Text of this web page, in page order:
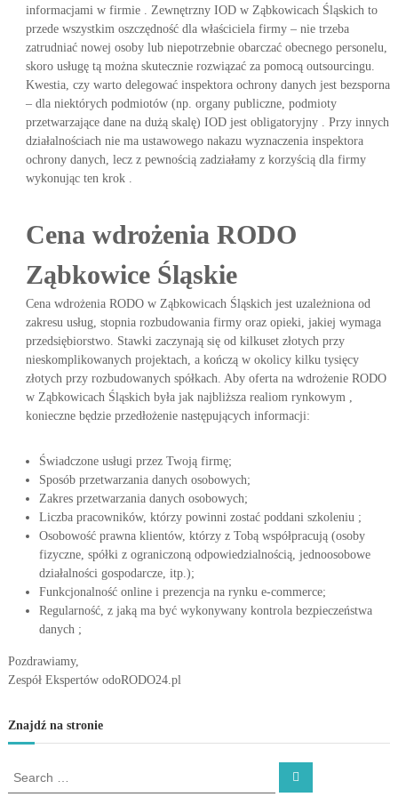
informacjami w firmie . Zewnętrzny IOD w Ząbkowicach Śląskich to
przede wszystkim oszczędność dla właściciela firmy – nie trzeba
zatrudniać nowej osoby lub niepotrzebnie obarczać obecnego personelu,
skoro usługę tą można skutecznie rozwiązać za pomocą outsourcingu.
Kwestia, czy warto delegować inspektora ochrony danych jest bezsporna
– dla niektórych podmiotów (np. organy publiczne, podmioty
przetwarzające dane na dużą skalę) IOD jest obligatoryjny . Przy innych
działalnościach nie ma ustawowego nakazu wyznaczenia inspektora
ochrony danych, lecz z pewnością zadziałamy z korzyścią dla firmy
wykonując ten krok .
Cena wdrożenia RODO
Ząbkowice Śląskie
Cena wdrożenia RODO w Ząbkowicach Śląskich jest uzależniona od
zakresu usług, stopnia rozbudowania firmy oraz opieki, jakiej wymaga
przedsiębiorstwo. Stawki zaczynają się od kilkuset złotych przy
nieskomplikowanych projektach, a kończą w okolicy kilku tysięcy
złotych przy rozbudowanych spółkach. Aby oferta na wdrożenie RODO
w Ząbkowicach Śląskich była jak najbliższa realiom rynkowym ,
konieczne będzie przedłożenie następujących informacji:
Świadczone usługi przez Twoją firmę;
Sposób przetwarzania danych osobowych;
Zakres przetwarzania danych osobowych;
Liczba pracowników, którzy powinni zostać poddani szkoleniu ;
Osobowość prawna klientów, którzy z Tobą współpracują (osoby
fizyczne, spółki z ograniczoną odpowiedzialnością, jednoosobowe
działalności gospodarcze, itp.);
Funkcjonalność online i prezencja na rynku e-commerce;
Regularność, z jaką ma być wykonywany kontrola bezpieczeństwa
danych ;
Pozdrawiamy,
Zespół Ekspertów odoRODO24.pl
Znajdź na stronie
S